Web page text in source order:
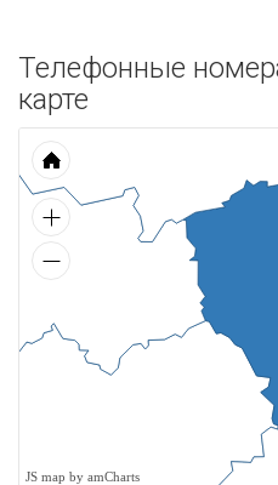
Телефонные
карте
JS map by amCharts